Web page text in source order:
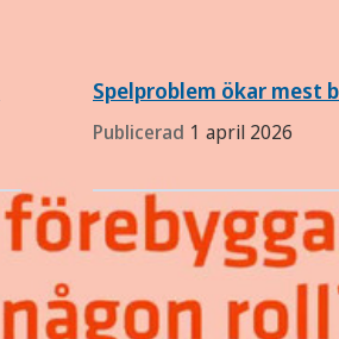
Spelproblem ökar mest
Publicerad 1 april 2026